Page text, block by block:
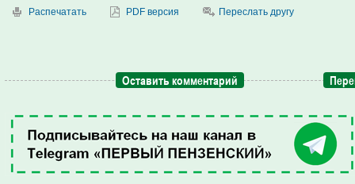
Распечатать PDF версия Переслать другу
Оставить комментарий